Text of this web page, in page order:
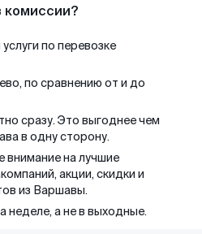
комиссии?
по перевозке
по сравнению от и до
сразу. Это выгоднее чем
в одну сторону.
внимание на лучшие
акции, скидки и
из Варшавы.
неделе, а не в выходные.